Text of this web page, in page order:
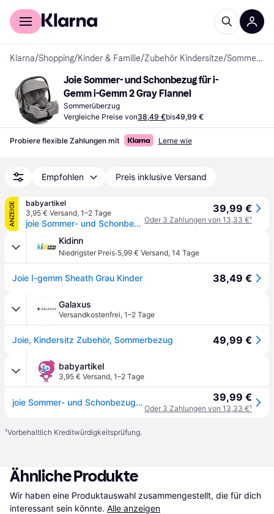
Für Shopper
Klarna/Shopping/Kinder & Familie/Zubehör Kindersitze/ Sommerüberzug
Joie Sommer- und Schonbezug für i-
Gemm i-Gemm 2 Gray Flannel
Sommerüberzug
Vergleiche Preise von38,49 €bis49,99 €
Probiere flexible Zahlungen mit Lerne wie
Empfohlen Preis inklusive Versand
ANZEIGE
babyartikel
3,95 € Versand, 1–2 Tage
joie Sommer- und Schonbezug für i-Gemm, i-Gemm 2 - Gray Flannel
39,99 €
Oder 3 Zahlungen von 13,33 €¹
Kidinn
Niedrigster Preis·5,99 € Versand, 14 Tage
Joie I-gemm Sheath Grau Kinder 38,49 €
Galaxus
Versandkostenfrei, 1–2 Tage
Joie, Kindersitz Zubehör, Sommerbezug 49,99 €
babyartikel
3,95 € Versand, 1–2 Tage
joie Sommer- und Schonbezug für i-Gemm, i-Gemm 2 - Gray Flannel 39,99 €
Oder 3 Zahlungen von 13,33 €¹
¹Vorbehaltlich Kreditwürdigkeitsprüfung.
Ähnliche Produkte
Wir haben eine Produktauswahl zusammengestellt, die für dich
interessant sein könnte. Alle anzeigen